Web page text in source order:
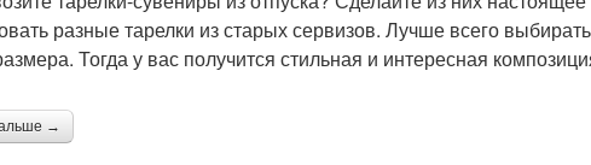
разные тарелки из старых сервизов. Лучше всего
Тогда у вас получится стильная и интересная
→